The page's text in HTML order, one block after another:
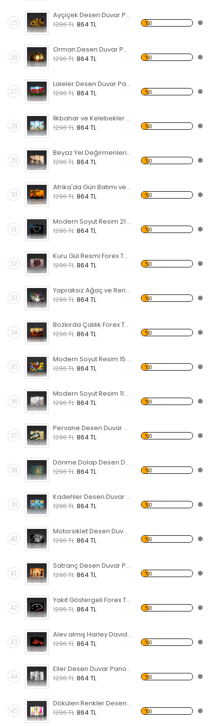
25
Ayçiçek Desen Duvar Panosu
1296 TL 864 TL %0
26
Orman Desen Duvar Panosu
1296 TL 864 TL %0
27
Laleler Desen Duvar Panosu
1296 TL 864 TL %0
28
İlkbahar ve Kelebekler Forex Tablo
1296 TL 864 TL %0
29
Beyaz Yel Değirmenleri Forex Tablo
1296 TL 864 TL %0
30
Afrika'da Gün Batımı ve Filler Forex Tablo
1296 TL 864 TL %0
31
Modern Soyut Resim 21 Forex Tablo
1296 TL 864 TL %0
32
Kuru Gül Resmi Forex Tablo
1296 TL 864 TL %0
33
Yapraksız Ağaç ve Renkli Gökyüzü Forex Tablo
1296 TL 864 TL %0
34
Bozkırda Çalılık Forex Tablo
1296 TL 864 TL %0
35
Modern Soyut Resim 15 Forex Tablo
1296 TL 864 TL %0
36
Modern Soyut Resim 11 Forex Tablo
1296 TL 864 TL %0
37
Pervane Desen Duvar Panosu 3AS-1114
1296 TL 864 TL %0
38
Dönme Dolap Desen Duvar Panosu 3AS-1116
1296 TL 864 TL %0
39
Kadehler Desen Duvar Panosu 3AS-1117
1296 TL 864 TL %0
40
Motorsiklet Desen Duvar Panosu 3AS-1120
1296 TL 864 TL %0
41
Satranç Desen Duvar Panosu
1296 TL 864 TL %0
42
Yakıt Göstergeli Forex Tablo
1296 TL 864 TL %0
43
Alev almış Harley Davidson Forex Tablo
1296 TL 864 TL %0
44
Eller Desen Duvar Panosu
1296 TL 864 TL %0
45
Dökülen Renkler Desen Duvar Panosu
1296 TL 864 TL %0